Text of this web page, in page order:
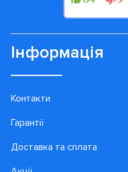
Інформація
Контакти
Гарантії
Доставка та сплата